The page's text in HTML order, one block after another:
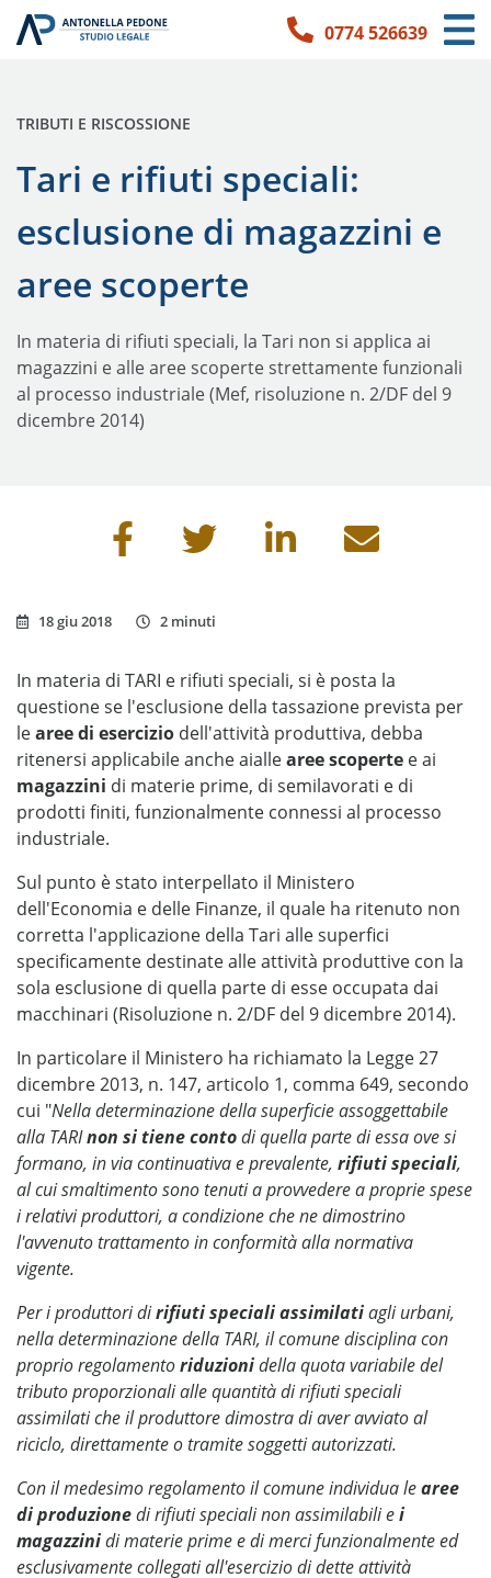
Link per l'accessibilità
Vai ai contenuti principali
Vai ai contatti0774 526639
Tari e rifiuti speciali:
esclusione di magazzini e
aree scoperte
PUBBLICATO IN:
TRIBUTI E RISCOSSIONE
In materia di rifiuti speciali, la Tari non si applica ai
magazzini e alle aree scoperte strettamente funzionali
al processo industriale (Mef, risoluzione n. 2/DF del 9
dicembre 2014)
Condividi questa pagina
18 giu 2018 2 minuti
In materia di TARI e rifiuti speciali, si è posta la
questione se l'esclusione della tassazione prevista per
learee di esercizio dell'attività produttiva, debba
ritenersi applicabile anche aiallearee scoperte e ai
magazzini di materie prime, di semilavorati e di
prodotti finiti, funzionalmente connessi al processo
industriale.
Sul punto è stato interpellato il Ministero
dell'Economia e delle Finanze, il quale ha ritenuto non
corretta l'applicazione della Tari alle superfici
specificamente destinate alle attività produttive con la
sola esclusione di quella parte di esse occupata dai
macchinari (Risoluzione n. 2/DF del 9 dicembre 2014).
In particolare il Ministero ha richiamato la Legge 27
dicembre 2013, n. 147, articolo 1, comma 649, secondo
cui "Nella determinazione della superficie assoggettabile
alla TARInon si tiene contodi quella parte di essa ove si
formano, in via continuativa e prevalente, rifiuti speciali,
al cui smaltimento sono tenuti a provvedere a proprie spese
i relativi produttori, a condizione che ne dimostrino
l'avvenuto trattamento in conformità alla normativa
vigente.
Per i produttori dirifiuti speciali assimilatiagli urbani,
nella determinazione della TARI, il comune disciplina con
proprio regolamentoriduzionidella quota variabile del
tributo proporzionali alle quantità di rifiuti speciali
assimilati che il produttore dimostra di aver avviato al
riciclo, direttamente o tramite soggetti autorizzati.
Con il medesimo regolamento il comune individua learee
di produzionedi rifiuti speciali non assimilabili ei
magazzinidi materie prime e di merci funzionalmente ed
esclusivamente collegati all'esercizio di dette attività